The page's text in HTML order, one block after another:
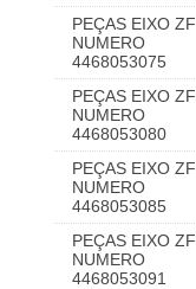
PEÇAS EIXO ZF
NUMERO
4468053075
PEÇAS EIXO ZF
NUMERO
4468053080
PEÇAS EIXO ZF
NUMERO
4468053085
PEÇAS EIXO ZF
NUMERO
4468053091